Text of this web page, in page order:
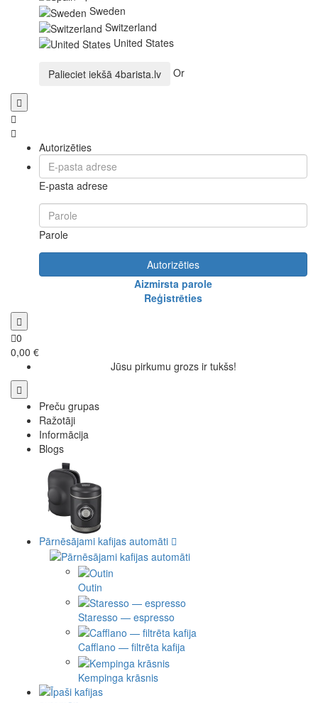
Sweden
Switzerland
United States
Palieciet iekšā 4barista.lv Or
Autorizēties
E-pasta adrese
Parole
Autorizēties
Aizmirsta parole
Reģistrēties
0
0,00 €
Jūsu pirkumu grozs ir tukšs!
Preču grupas
Ražotāji
Informācija
Blogs
Pārnēsājami kafijas automāti
Outin
Staresso — espresso
Cafflano — filtrēta kafija
Kempinga krāsnis